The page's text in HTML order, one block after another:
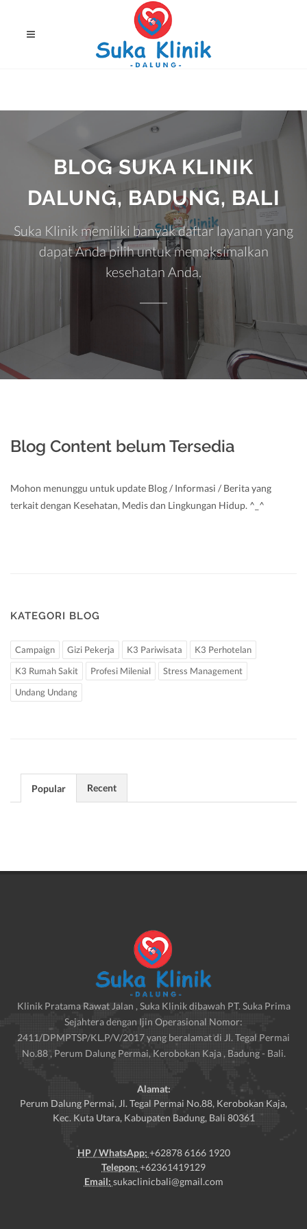
BLOG SUKA KLINIK
DALUNG, BADUNG, BALI
Suka Klinik memiliki banyak daftar layanan yang
dapat Anda pilih untuk memaksimalkan
kesehatan Anda.
Blog Content belum Tersedia
Mohon menunggu untuk update Blog / Informasi / Berita yang
terkait dengan Kesehatan, Medis dan Lingkungan Hidup. ^_^
KATEGORI BLOG
Campaign Gizi Pekerja K3 Pariwisata
K3 Perhotelan
K3 Rumah Sakit
Profesi Milenial
Stress Management
Undang Undang
Popular Recent
Klinik Pratama Rawat Jalan , Suka Klinik dibawah PT. Suka Prima
Sejahtera dengan Ijin Operasional Nomor:
2411/DPMPTSP/KL.P/V/2017 yang beralamat di Jl. Tegal Permai
No.88 , Perum Dalung Permai, Kerobokan Kaja , Badung - Bali.
Alamat:
Perum Dalung Permai, Jl. Tegal Permai No.88, Kerobokan Kaja,
Kec. Kuta Utara, Kabupaten Badung, Bali 80361
HP / WhatsApp: +62878 6166 1920
Telepon: +62361419129
Email: sukaclinicbali@gmail.com